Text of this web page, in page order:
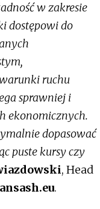
w zakresie
dostępowi do
ruchu
sprawniej i
ekonomicznych.
dopasować
puste kursy czy
, Head
.